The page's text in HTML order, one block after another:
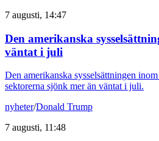
7 augusti, 14:47
Den amerikanska
väntat i juli
Den amerikanska sysselsättningen
sektorerna sjönk mer än väntat i juli.
nyheter/Donald Trump
7 augusti, 11:48